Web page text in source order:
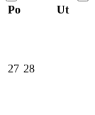
Po
Ut
27 28